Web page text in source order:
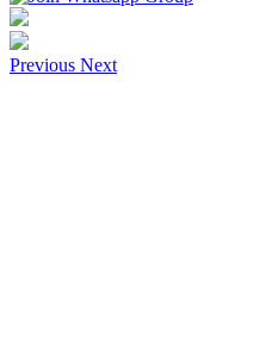
Previous Next